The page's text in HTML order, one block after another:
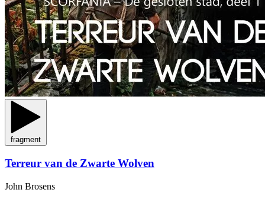
fragment
Terreur van de Zwarte Wolven
John Brosens